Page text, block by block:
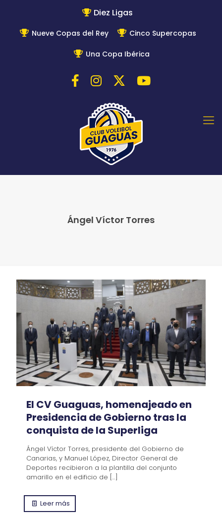
Diez Ligas
Nueve Copas del Rey Cinco Supercopas
Una Copa Ibérica
Ángel Víctor Torres
El CV Guaguas, homenajeado en
Presidencia de Gobierno tras la
conquista de la Superliga
Ángel Víctor Torres, presidente del Gobierno de
Canarias, y Manuel López, Director General de
Deportes recibieron a la plantilla del conjunto
amarillo en el edificio de […]
Leer más